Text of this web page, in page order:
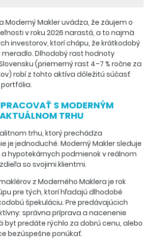
Moderný Makler uvádza, že záujem o
v roku 2026 narastá, a to najmä
investorov, ktorí chápu, že krátkodobý
meradlo. Dlhodobý rast hodnoty
(priemerný rast 4–7 % ročne za
robí z tohto aktíva dôležitú súčasť
S MODERNÝM
TRHU
trhu, ktorý prechádza
je jednoduché. Moderný Makler sleduje
hypotekárnych podmienok v reálnom
so svojimi klientmi.
z Moderného Maklera je rok
pre tých, ktorí hľadajú dlhodobé
špekuláciu. Pre predávajúcich
správna príprava a nacenenie
byt predáte rýchlo za dobrú cenu, alebo
bezúspešne ponúkať.